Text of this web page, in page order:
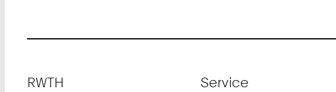
RWTH Service